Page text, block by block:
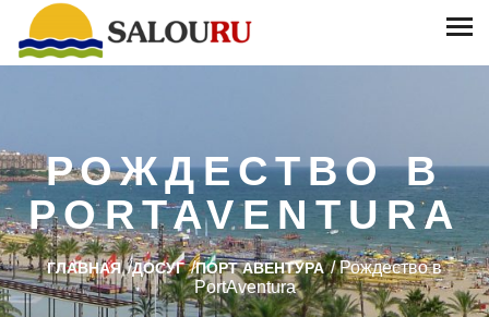
РОЖДЕСТВО В
PORTAVENTURA
ГЛАВНАЯ/ДОСУГ/ПОРТ АВЕНТУРА/Рождество в
PortAventura